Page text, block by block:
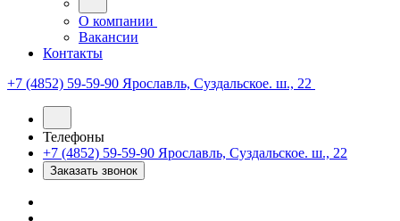
О компании
Вакансии
Контакты
+7 (4852) 59-59-90 Ярославль, Суздальское. ш., 22
Телефоны
+7 (4852) 59-59-90 Ярославль, Суздальское. ш., 22
Заказать звонок